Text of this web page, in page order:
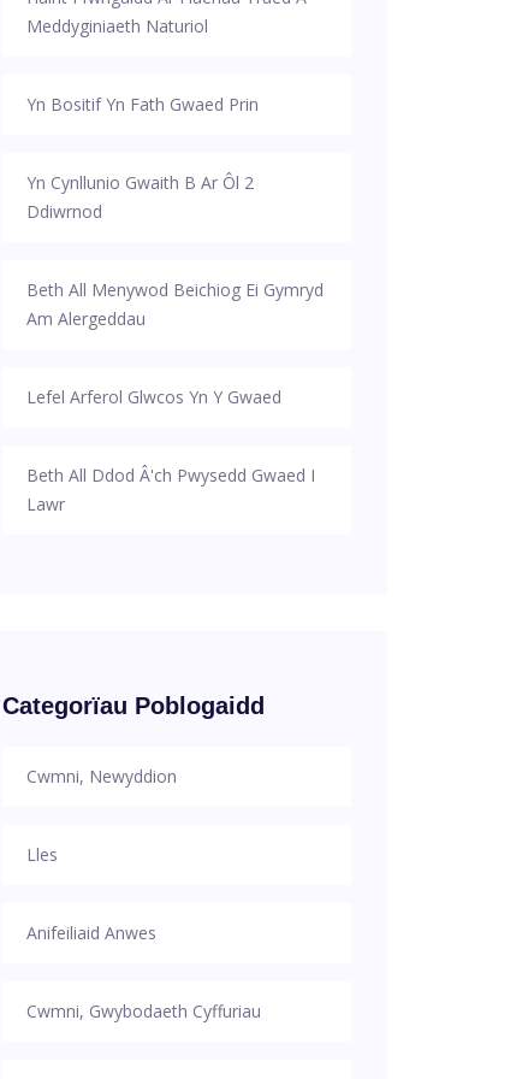
Meddyginiaeth Naturiol
Yn Bositif Yn Fath Gwaed Prin
Yn Cynllunio Gwaith B Ar Ôl 2
Ddiwrnod
Beth All Menywod Beichiog Ei Gymryd
Am Alergeddau
Lefel Arferol Glwcos Yn Y Gwaed
Beth All Ddod Â'ch Pwysedd Gwaed I
Lawr
Categorïau Poblogaidd
Cwmni, Newyddion
Lles
Anifeiliaid Anwes
Cwmni, Gwybodaeth Cyffuriau